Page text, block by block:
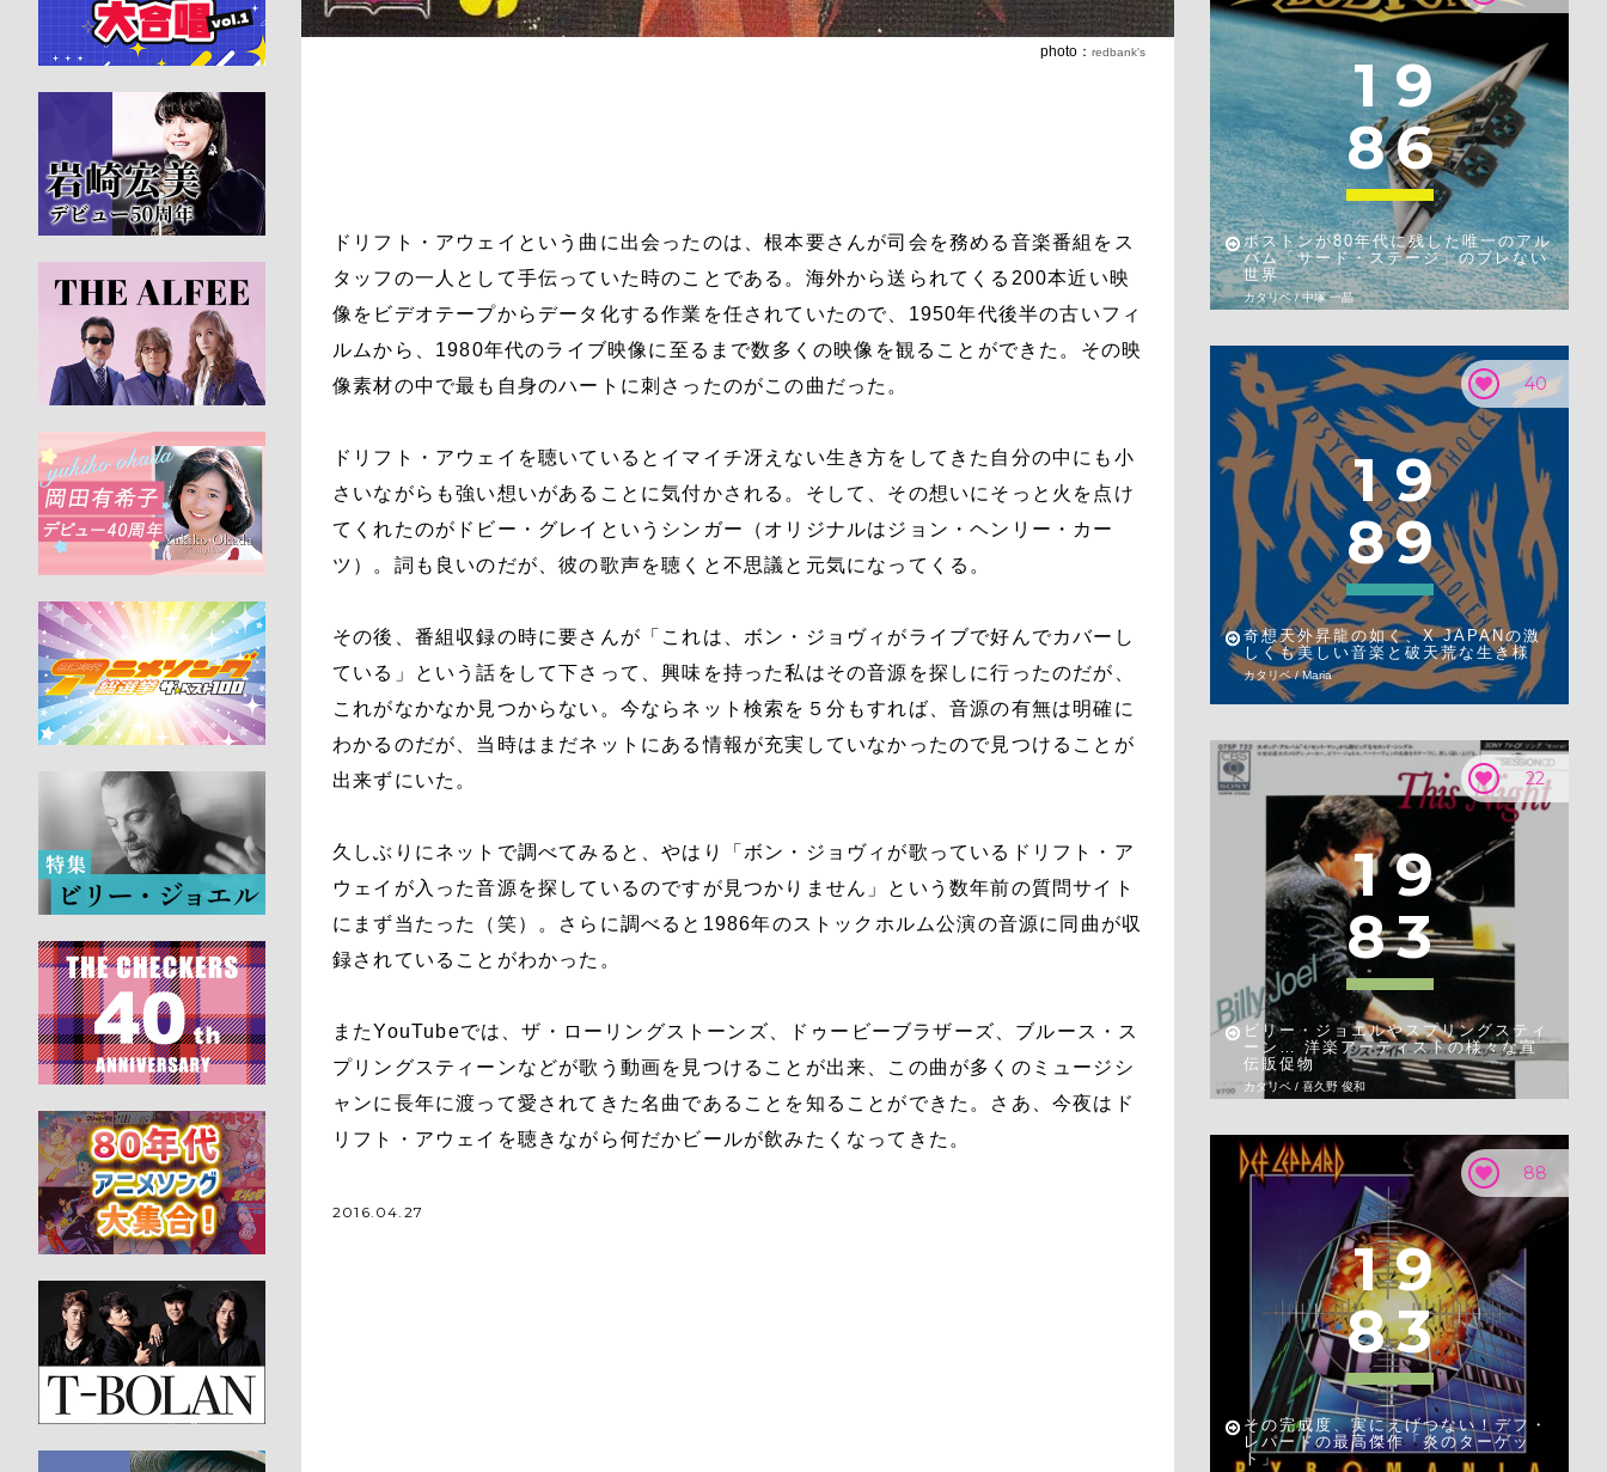
photo： redbank's
ドリフト・アウェイという曲に出会ったのは、根本要さんが司会を務める音楽番組をス
タッフの一人として手伝っていた時のことである。海外から送られてくる200本近い映
像をビデオテープからデータ化する作業を任されていたので、1950年代後半の古いフィ
ルムから、1980年代のライブ映像に至るまで数多くの映像を観ることができた。その映
像素材の中で最も自身のハートに刺さったのがこの曲だった。
ドリフト・アウェイを聴いているとイマイチ冴えない生き方をしてきた自分の中にも小
さいながらも強い想いがあることに気付かされる。そして、その想いにそっと火を点け
てくれたのがドビー・グレイというシンガー（オリジナルはジョン・ヘンリー・カー
ツ）。詞も良いのだが、彼の歌声を聴くと不思議と元気になってくる。
その後、番組収録の時に要さんが「これは、ボン・ジョヴィがライブで好んでカバーし
ている」という話をして下さって、興味を持った私はその音源を探しに行ったのだが、
これがなかなか見つからない。今ならネット検索を５分もすれば、音源の有無は明確に
わかるのだが、当時はまだネットにある情報が充実していなかったので見つけることが
出来ずにいた。
久しぶりにネットで調べてみると、やはり「ボン・ジョヴィが歌っているドリフト・ア
ウェイが入った音源を探しているのですが見つかりません」という数年前の質問サイト
にまず当たった（笑）。さらに調べると1986年のストックホルム公演の音源に同曲が収
録されていることがわかった。
またYouTubeでは、ザ・ローリングストーンズ、ドゥービーブラザーズ、ブルース・ス
プリングスティーンなどが歌う動画を見つけることが出来、この曲が多くのミュージシ
ャンに長年に渡って愛されてきた名曲であることを知ることができた。さあ、今夜はド
リフト・アウェイを聴きながら何だかビールが飲みたくなってきた。
2016.04.27
1 9
86
ボストンが80年代に残した唯一のアル
バム「サード・ステージ」のブレない
世界
カタリベ / 中塚 一晶
40
1 9
89
奇想天外昇龍の如く、X JAPANの激
しくも美しい音楽と破天荒な生き様
カタリベ / Maria
22
1 9
83
ビリー・ジョエルやスプリングスティ
ーン… 洋楽アーティストの様々な宣
伝販促物
カタリベ / 喜久野 俊和
88
1 9
83
その完成度、実にえげつない！デフ・
レパードの最高傑作「炎のターゲッ
ト」